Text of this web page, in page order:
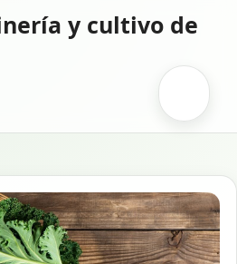
y cultivo de